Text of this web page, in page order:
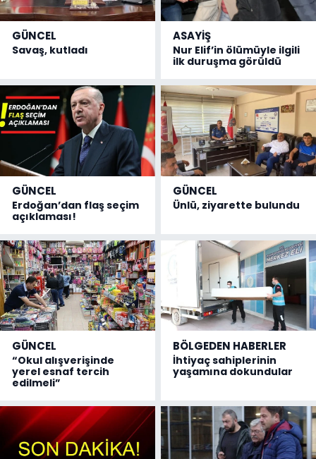
GÜNCEL
Savaş, kutladı
ASAYİŞ
Nur Elif’in ölümüyle ilgili
ilk duruşma görüldü
GÜNCEL
Erdoğan’dan flaş seçim
açıklaması!
GÜNCEL
Ünlü, ziyarette bulundu
GÜNCEL
“Okul alışverişinde
yerel esnaf tercih
edilmeli”
BÖLGEDEN HABERLER
İhtiyaç sahiplerinin
yaşamına dokundular